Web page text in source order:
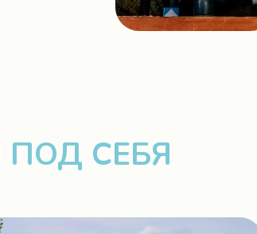
ПОД СЕБЯ